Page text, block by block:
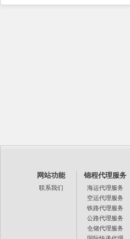
网站功能
联系我们
锦程代理服务
海运代理服务
空运代理服务
铁路代理服务
公路代理服务
仓储代理服务